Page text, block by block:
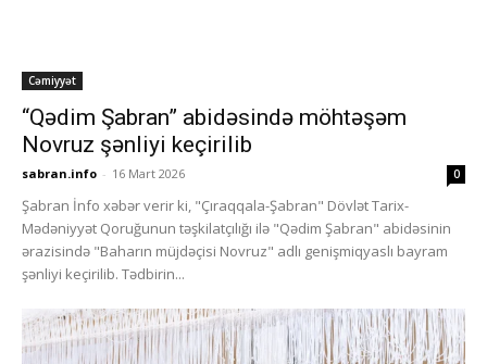
Cəmiyyət
“Qədim Şabran” abidəsində möhtəşəm
Novruz şənliyi keçirilib
sabran.info - 16 Mart 2026 0
Şabran İnfo xəbər verir ki, "Çıraqqala-Şabran" Dövlət Tarix-
Mədəniyyət Qoruğunun təşkilatçılığı ilə "Qədim Şabran" abidəsinin
ərazisində "Baharın müjdəçisi Novruz" adlı genişmiqyaslı bayram
şənliyi keçirilib. Tədbirin...